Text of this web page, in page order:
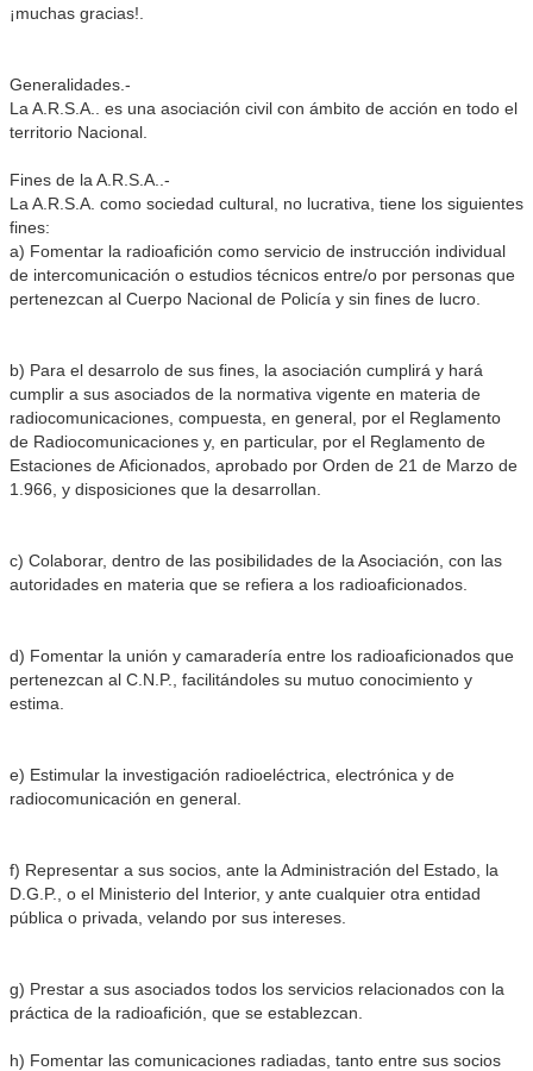
¡muchas gracias!.
Generalidades.-
La A.R.S.A.. es una asociación civil con ámbito de acción en todo el
territorio Nacional.
Fines de la A.R.S.A..-
La A.R.S.A. como sociedad cultural, no lucrativa, tiene los siguientes
fines:
a) Fomentar la radioafición como servicio de instrucción individual
de intercomunicación o estudios técnicos entre/o por personas que
pertenezcan al Cuerpo Nacional de Policía y sin fines de lucro.
b) Para el desarrolo de sus fines, la asociación cumplirá y hará
cumplir a sus asociados de la normativa vigente en materia de
radiocomunicaciones, compuesta, en general, por el Reglamento
de Radiocomunicaciones y, en particular, por el Reglamento de
Estaciones de Aficionados, aprobado por Orden de 21 de Marzo de
1.966, y disposiciones que la desarrollan.
c) Colaborar, dentro de las posibilidades de la Asociación, con las
autoridades en materia que se refiera a los radioaficionados.
d) Fomentar la unión y camaradería entre los radioaficionados que
pertenezcan al C.N.P., facilitándoles su mutuo conocimiento y
estima.
e) Estimular la investigación radioeléctrica, electrónica y de
radiocomunicación en general.
f) Representar a sus socios, ante la Administración del Estado, la
D.G.P., o el Ministerio del Interior, y ante cualquier otra entidad
pública o privada, velando por sus intereses.
g) Prestar a sus asociados todos los servicios relacionados con la
práctica de la radioafición, que se establezcan.
h) Fomentar las comunicaciones radiadas, tanto entre sus socios